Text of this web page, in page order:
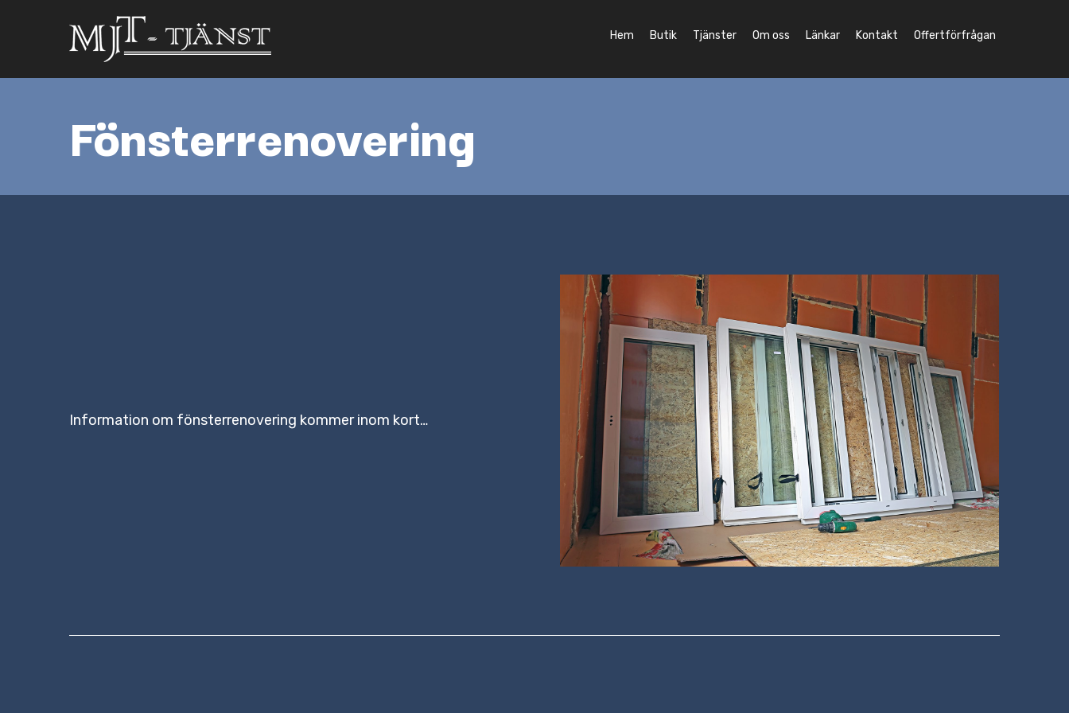
Hem Butik Tjänster Om oss Länkar Kontakt Offertförfrågan
Fönsterrenovering
Information om fönsterrenovering kommer inom kort…